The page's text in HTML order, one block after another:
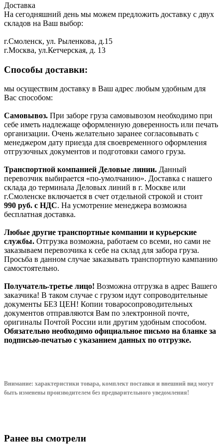
Доставка
На сегодняшний день мы можем предложить доставку с двух
складов на Ваш выбор:
г.Смоленск, ул. Рыленкова, д.15
г.Москва, ул.Кетчерская, д. 13
Способы доставки:
мы осуществим доставку в Ваш адрес любым удобным для
Вас способом:
Самовывоз. При заборе груза самовывозом необходимо при
себе иметь надлежаще оформленную доверенность или печать
организации. Очень желательно заранее согласовывать с
менеджером дату приезда для своевременного оформления
отгрузочных документов и подготовки самого груза.
Транспортной компанией Деловые линии. Данный
перевозчик выбирается «по-умолчанию». Доставка с нашего
склада до терминала Деловых линий в г. Москве или
г.Смоленске включается в счет отдельной строкой и стоит
990 руб. с НДС. На усмотрение менеджера возможна
бесплатная доставка.
Любые другие транспортные компании и курьерские
службы. Отгрузка возможна, работаем со всеми, но сами не
заказываем перевозчика к себе на склад для забора груза.
Просьба в данном случае заказывать транспортную кампанию
самостоятельно.
Получатель-третье лицо! Возможна отгрузка в адрес Вашего
заказчика! В таком случае с грузом идут сопроводительные
документы БЕЗ ЦЕН! Копии товаросопроводительных
документов отправляются Вам по электронной почте,
оригиналы Почтой России или другим удобным способом.
Обязательно необходимо официальное письмо на бланке за
подписью-печатью с указанием данных по отгрузке.
Внимание: характеристики товара, комплект поставки и внешний вид могут
быть изменены производителем без предварительного уведомления!
Ранее вы смотрели